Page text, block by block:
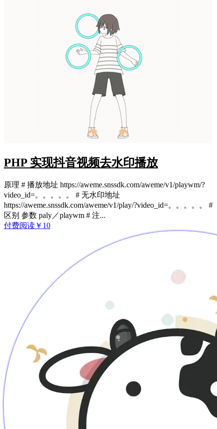
PHP 实现抖音视频去水印播放
原理 # 播放地址 https://aweme.snssdk.com/aweme/v1/playwm/?
video_id=。。。。。 # 无水印地址
https://aweme.snssdk.com/aweme/v1/play/?video_id=。。。。。 #
区别 参数 paly／playwm # 注...
付费阅读 ￥ 10